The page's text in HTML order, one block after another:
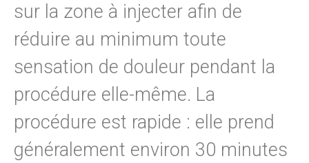
sur la zone à injecter afin de
réduire au minimum toute
sensation de douleur pendant la
procédure elle-même. La
procédure est rapide : elle prend
généralement environ 30 minutes